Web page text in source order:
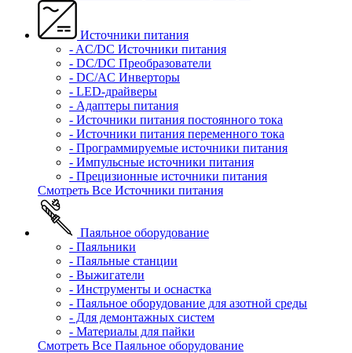
Источники питания
- AC/DC Источники питания
- DC/DC Преобразователи
- DC/AC Инверторы
- LED-драйверы
- Адаптеры питания
- Источники питания постоянного тока
- Источники питания переменного тока
- Программируемые источники питания
- Импульсные источники питания
- Прецизионные источники питания
Смотреть Все Источники питания
Паяльное оборудование
- Паяльники
- Паяльные станции
- Выжигатели
- Инструменты и оснастка
- Паяльное оборудование для азотной среды
- Для демонтажных систем
- Материалы для пайки
Смотреть Все Паяльное оборудование